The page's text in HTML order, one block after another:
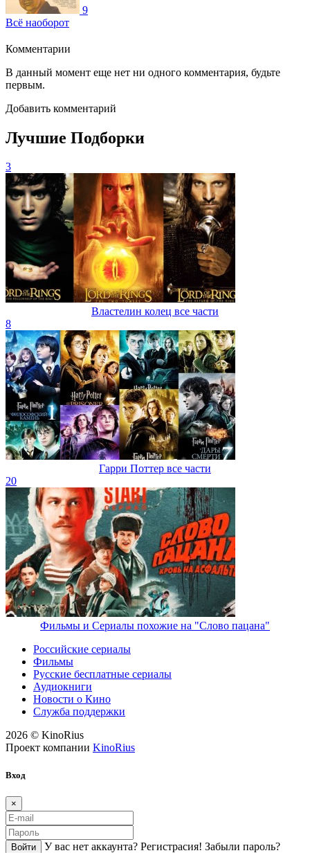
9
Всё наоборот
Комментарии
В данный момент еще нет ни одного комментария, будьте
первым.
Добавить комментарий
Лучшие Подборки
3
Властелин колец все части
8
Гарри Поттер все части
20
Фильмы и Сериалы похожие на "Слово пацана"
Российские сериалы
Фильмы
Русские бесплатные сериалы
Аудиокниги
Новости о Кино
Служба поддержки
2026 © KinoRius
Проект компании KinoRius
Вход
×
Войти У вас нет аккаунта? Регистраcия! Забыли пароль?